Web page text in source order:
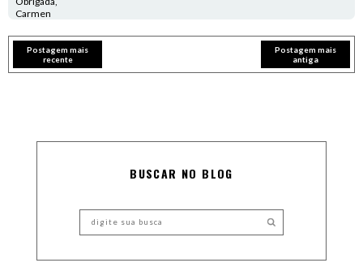
Carmen
Postagem mais
recente
Postagem mais
antiga
BUSCAR NO BLOG